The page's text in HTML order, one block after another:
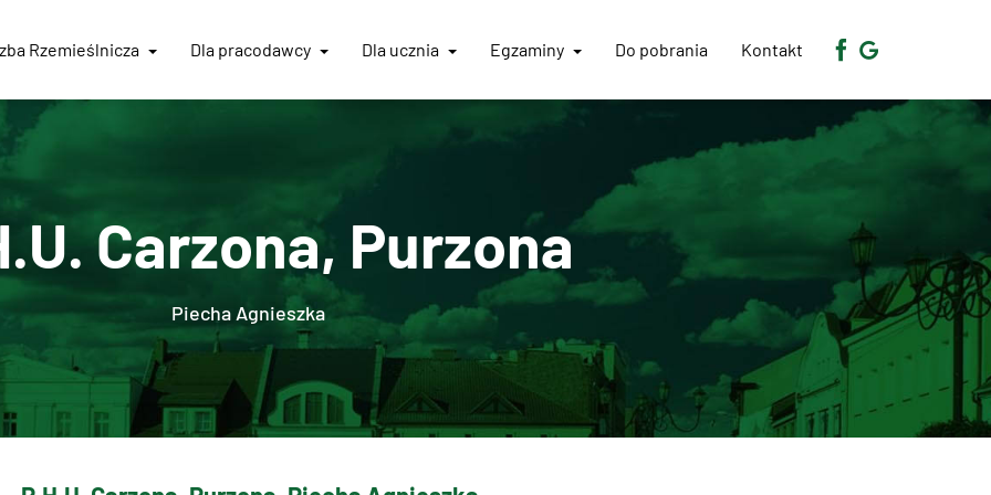
Rzemieślnicza Dla pracodawcy Dla ucznia Egzaminy Do pobrania Kontakt
Carzona, Purzona
Piecha Agnieszka